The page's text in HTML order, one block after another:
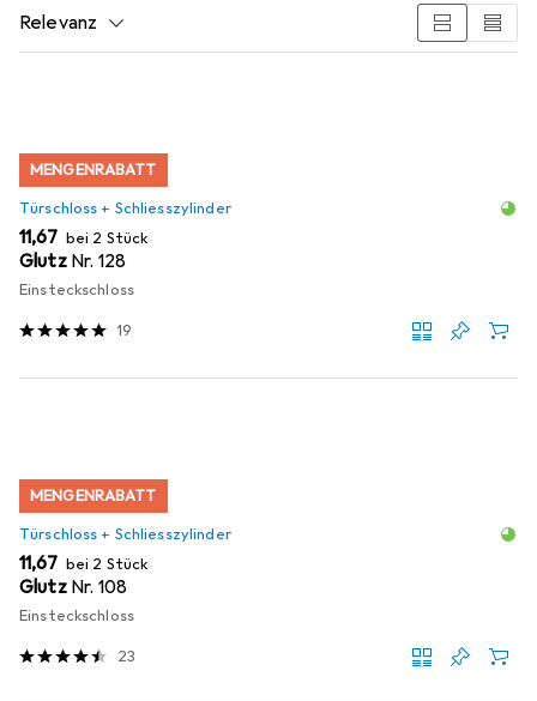
Relevanz
MENGENRABATT
Türschloss + Schliesszylinder
EUR
11,67 bei 2 Stück
Glutz Nr. 128
Einsteckschloss
19
MENGENRABATT
Türschloss + Schliesszylinder
EUR
11,67 bei 2 Stück
Glutz Nr. 108
Einsteckschloss
23